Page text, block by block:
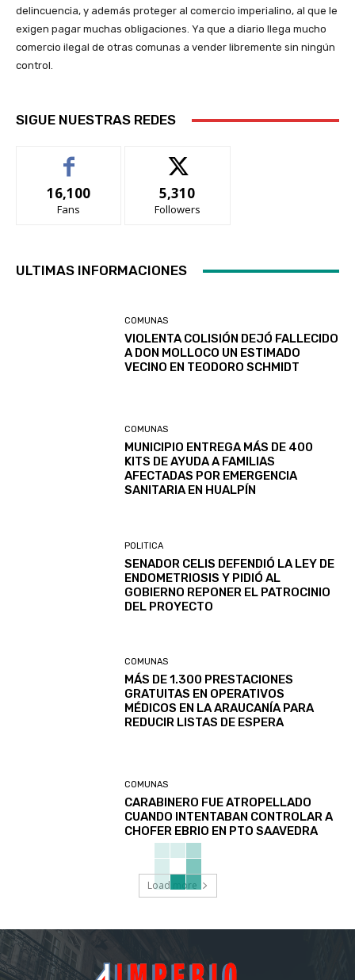
delincuencia, y además proteger al comercio imperialino, al que le
exigen pagar muchas obligaciones. Ya que a diario llega mucho
comercio ilegal de otras comunas a vender libremente sin ningún
control.
SIGUE NUESTRAS REDES
16,100
Fans
5,310
Followers
ULTIMAS INFORMACIONES
COMUNAS
VIOLENTA COLISIÓN DEJÓ FALLECIDO
A DON MOLLOCO UN ESTIMADO
VECINO EN TEODORO SCHMIDT
COMUNAS
MUNICIPIO ENTREGA MÁS DE 400
KITS DE AYUDA A FAMILIAS
AFECTADAS POR EMERGENCIA
SANITARIA EN HUALPÍN
POLITICA
SENADOR CELIS DEFENDIÓ LA LEY DE
ENDOMETRIOSIS Y PIDIÓ AL
GOBIERNO REPONER EL PATROCINIO
DEL PROYECTO
COMUNAS
MÁS DE 1.300 PRESTACIONES
GRATUITAS EN OPERATIVOS
MÉDICOS EN LA ARAUCANÍA PARA
REDUCIR LISTAS DE ESPERA
COMUNAS
CARABINERO FUE ATROPELLADO
CUANDO INTENTABAN CONTROLAR A
CHOFER EBRIO EN PTO SAAVEDRA
Load more